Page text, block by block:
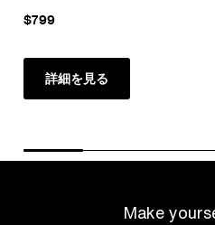
$799
詳細を見る
Make